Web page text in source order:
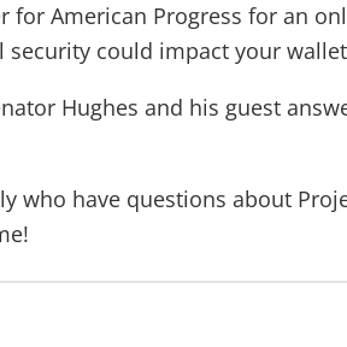
for American Progress for an
could impact your
Hughes and his guest
who have questions about